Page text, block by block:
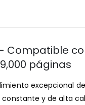
Compatible
páginas
excepcional
y de alta